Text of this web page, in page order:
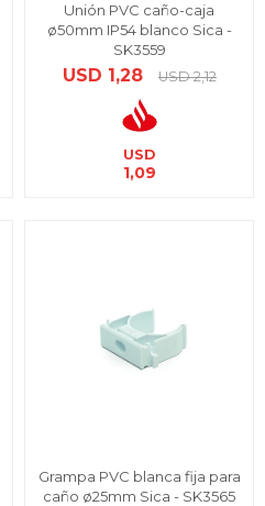
Unión PVC caño-caja
ø50mm IP54 blanco Sica -
SK3559
USD 1,28 USD 2,12
USD
1,09
Grampa PVC blanca fija para
caño ø25mm Sica - SK3565